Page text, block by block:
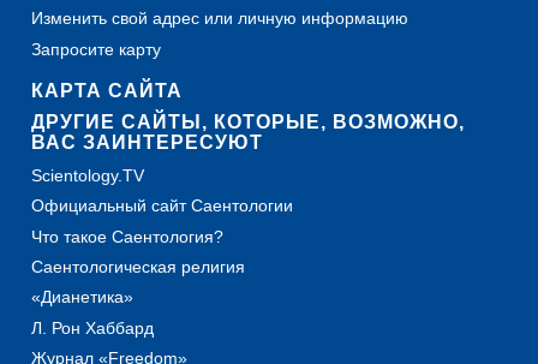
Изменить свой адрес или личную информацию
Запросите карту
КАРТА САЙТА
ДРУГИЕ САЙТЫ, КОТОРЫЕ, ВОЗМОЖНО,
ВАС ЗАИНТЕРЕСУЮТ
Scientology.TV
Официальный сайт Саентологии
Что такое Саентология?
Саентологическая религия
«Дианетика»
Л. Рон Хаббард
Журнал «Freedom»